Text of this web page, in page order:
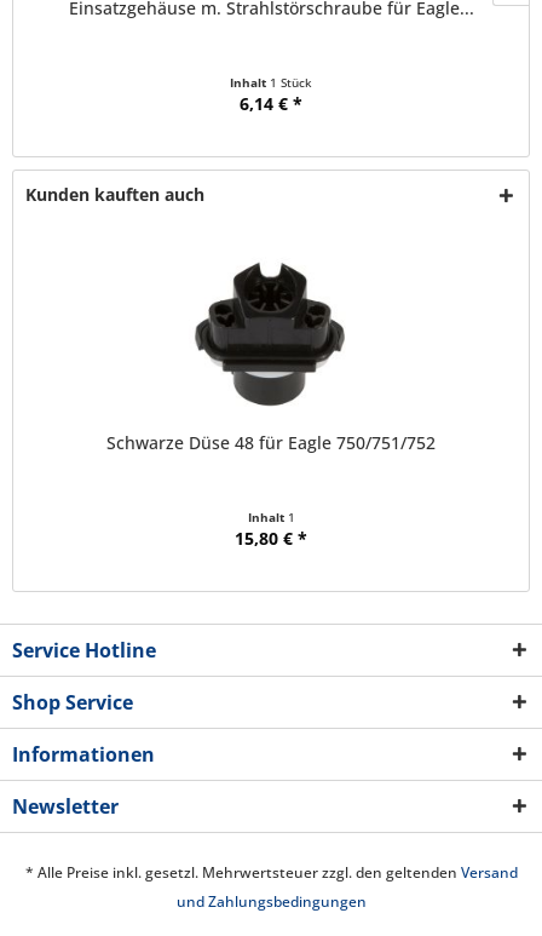
Einsatzgehäuse m. Strahlstörschraube für Eagle...
Inhalt 1 Stück
6,14 € *
Kunden kauften auch
Schwarze Düse 48 für Eagle 750/751/752
Inhalt 1
15,80 € *
Service Hotline
Shop Service
Informationen
Newsletter
* Alle Preise inkl. gesetzl. Mehrwertsteuer zzgl. den geltenden Versand
und Zahlungsbedingungen